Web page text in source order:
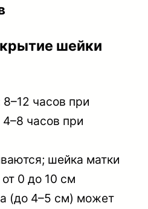
шейки
часов при
часов при
шейка матки
0 до 10 см
(до 4–5 см) может